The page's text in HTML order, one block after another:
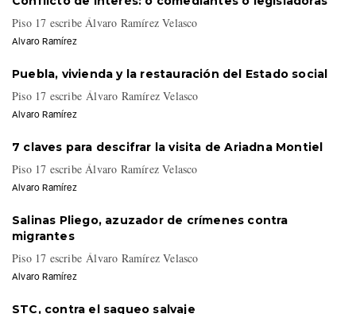
Conflicto de interés: o comediantes o legisladoras
Piso 17 escribe Álvaro Ramírez Velasco
Puebla, vivienda y la restauración del Estado social
Piso 17 escribe Álvaro Ramírez Velasco
7 claves para descifrar la visita de Ariadna Montiel
Piso 17 escribe Álvaro Ramírez Velasco
Salinas Pliego, azuzador de crímenes contra
migrantes
Piso 17 escribe Álvaro Ramírez Velasco